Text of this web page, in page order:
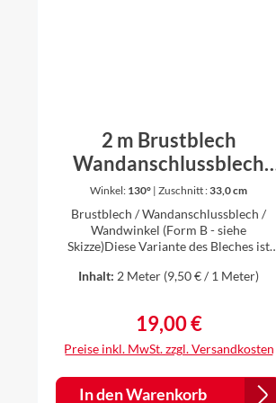
2 m Brustblech
Wandanschlussblech
Wandwinkel Winkel
Dachblech Aluminium
Alu natur 0,8 mm stark
(Form B)
Winkel: 130° | Zuschnitt :33,0 cm
Brustblech / Wandanschlussblech /
Wandwinkel (Form B - siehe
Skizze)Diese Variante des Bleches ist
Flachdacheindeckungen,
Doppelmuldenfalzziegeln oder
Biberschwänzen. Länge: 2 min
verschiedenen Zuschnitten
erhältlichWinkel auswählbar
(Innenwinkel)Material: Aluminium natur
Inhalt: 2 Meter (9,50 € / 1 Meter)
Regulärer Preis:
19,00 €
Preise inkl. MwSt. zzgl. Versandkosten
In den Warenkorb